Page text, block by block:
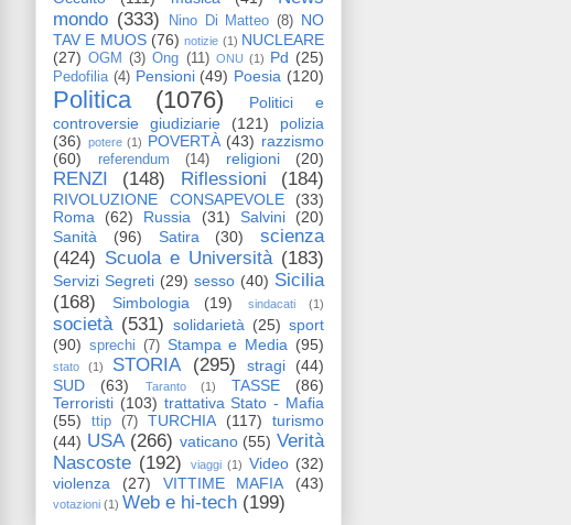
mondo (333) Nino Di Matteo (8) NO
TAV E MUOS (76) notizie (1) NUCLEARE
(27) OGM (3) Ong (11) ONU (1) Pd (25)
Pedofilia (4) Pensioni (49) Poesia (120)
Politica (1076)
Politici e
controversie giudiziarie
(121)
polizia
(36) potere (1) POVERTÀ (43) razzismo
(60)
referendum (14) religioni (20)
RENZI (148) Riflessioni (184)
RIVOLUZIONE CONSAPEVOLE
(33)
Roma
(62) Russia (31) Salvini
(20)
Sanità
(96) Satira (30)
scienza
(424) Scuola e Università (183)
Servizi Segreti (29) sesso (40) Sicilia
(168)
Simbologia (19) sindacati (1)
società (531) solidarietà (25) sport
(90) sprechi (7) Stampa e Media (95)
stato (1) STORIA (295) stragi
(44)
SUD
(63) Taranto (1) TASSE
(86)
Terroristi (103) trattativa Stato - Mafia
(55)
ttip (7) TURCHIA (117)
turismo
(44) USA (266) vaticano (55) Verità
Nascoste (192) viaggi (1) Video (32)
violenza
(27) VITTIME MAFIA (43)
votazioni (1) Web e hi-tech (199)